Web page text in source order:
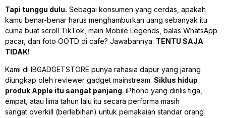
Tapi tunggu dulu. Sebagai konsumen yang cerdas, apakah
kamu benar-benar harus menghamburkan uang sebanyak itu
cuma buat scroll TikTok, main Mobile Legends , balas WhatsApp
pacar, dan foto OOTD di cafe? Jawabannya: TENTU SAJA
TIDAK!
Kami di IBGADGETSTORE punya rahasia dapur yang jarang
diungkap oleh reviewer gadget mainstream. Siklus hidup
produk Apple itu sangat panjang. iPhone yang dirilis tiga,
empat, atau lima tahun lalu itu secara performa masih
sangat overkill (berlebihan) untuk pemakaian standar orang